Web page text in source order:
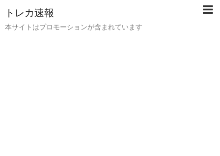
トレカ速報
本サイトはプロモーションが含まれています